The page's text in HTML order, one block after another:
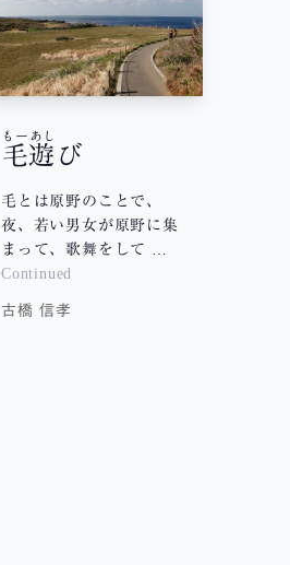
毛遊
もーあし
び
毛とは原野のことで、
夜、若い男女が原野に集
まって、歌舞をして …
Continued
古橋 信孝